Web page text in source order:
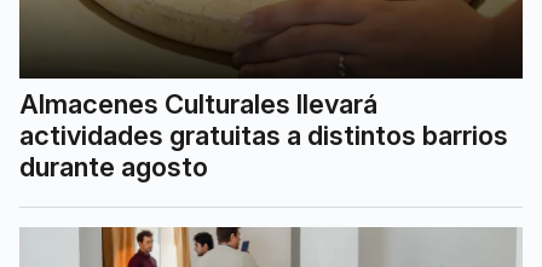
Almacenes Culturales llevará
actividades gratuitas a distintos barrios
durante agosto